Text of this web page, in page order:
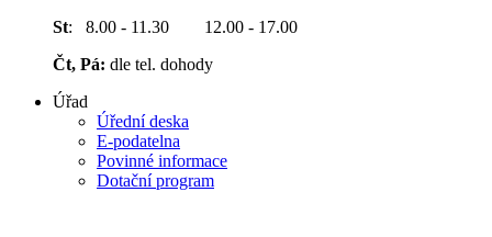
St: 8.00 - 11.30 12.00 - 17.00
Čt, Pá: dle tel. dohody
Úřad
Úřední deska
E-podatelna
Povinné informace
Dotační program